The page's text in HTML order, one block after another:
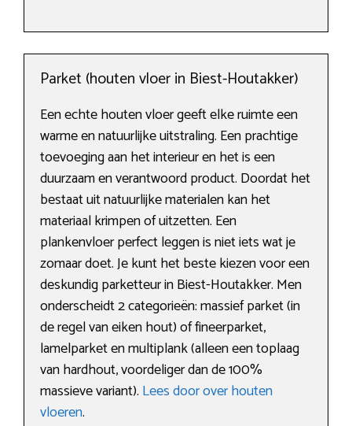
Parket (houten vloer in Biest-Houtakker)
Een echte houten vloer geeft elke ruimte een
warme en natuurlijke uitstraling. Een prachtige
toevoeging aan het interieur en het is een
duurzaam en verantwoord product. Doordat het
bestaat uit natuurlijke materialen kan het
materiaal krimpen of uitzetten. Een
plankenvloer perfect leggen is niet iets wat je
zomaar doet. Je kunt het beste kiezen voor een
deskundig parketteur in Biest-Houtakker. Men
onderscheidt 2 categorieën: massief parket (in
de regel van eiken hout) of fineerparket,
lamelparket en multiplank (alleen een toplaag
van hardhout, voordeliger dan de 100%
massieve variant). Lees door over houten
vloeren.